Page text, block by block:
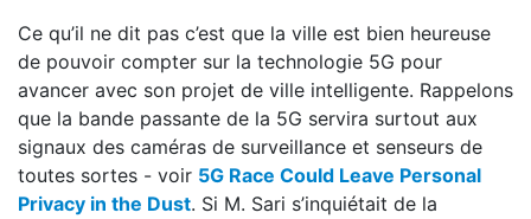
Ce qu’il ne dit pas c’est que la ville est bien heureuse
de pouvoir compter sur la technologie 5G pour
avancer avec son projet de ville intelligente. Rappelons
que la bande passante de la 5G servira surtout aux
signaux des caméras de surveillance et senseurs de
toutes sortes - voir 5G Race Could Leave Personal
Privacy in the Dust. Si M. Sari s’inquiétait de la